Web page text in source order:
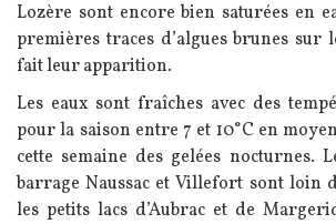
Lozère sont encore bien saturées en
premières traces d’algues brunes
fait leur apparition.
Les eaux sont fraîches avec des
pour la saison entre 7 et 10°C en
cette semaine des gelées nocturnes.
barrage Naussac et Villefort sont loin
les petits lacs d’Aubrac et de